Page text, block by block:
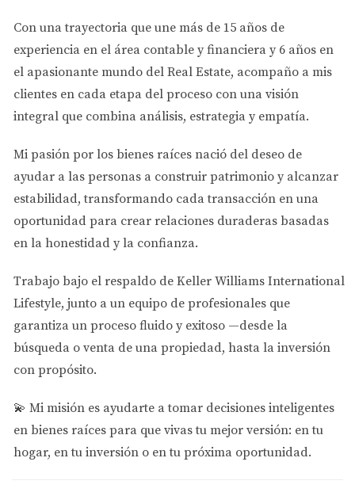
Con una trayectoria que une más de 15 años de
experiencia en el área contable y financiera y 6 años en
el apasionante mundo del Real Estate, acompaño a mis
clientes en cada etapa del proceso con una visión
integral que combina análisis, estrategia y empatía.
Mi pasión por los bienes raíces nació del deseo de
ayudar a las personas a construir patrimonio y alcanzar
estabilidad, transformando cada transacción en una
oportunidad para crear relaciones duraderas basadas
en la honestidad y la confianza.
Trabajo bajo el respaldo de Keller Williams International
Lifestyle, junto a un equipo de profesionales que
garantiza un proceso fluido y exitoso —desde la
búsqueda o venta de una propiedad, hasta la inversión
con propósito.
💫 Mi misión es ayudarte a tomar decisiones inteligentes
en bienes raíces para que vivas tu mejor versión: en tu
hogar, en tu inversión o en tu próxima oportunidad.